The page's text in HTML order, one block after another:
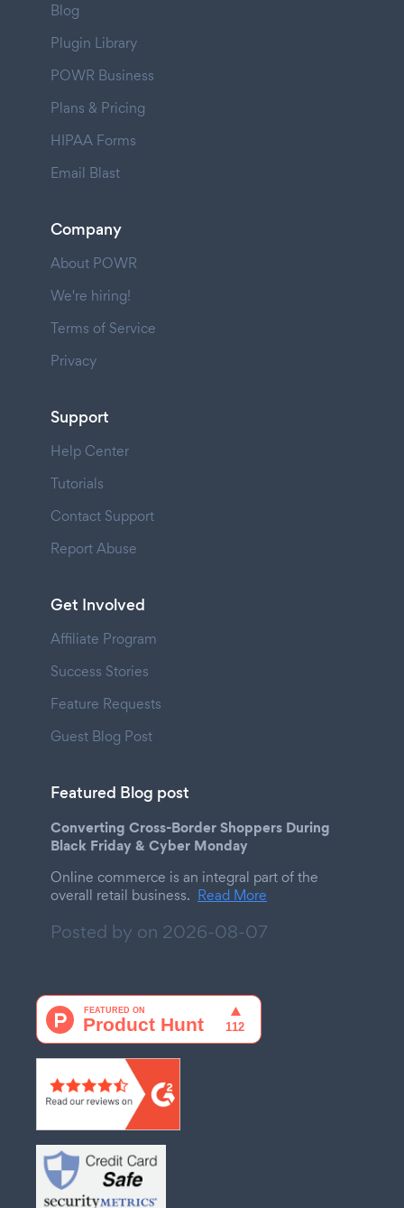
Blog
Plugin Library
POWR Business
Plans & Pricing
HIPAA Forms
Email Blast
Company
About POWR
We're hiring!
Terms of Service
Privacy
Support
Help Center
Tutorials
Contact Support
Report Abuse
Get Involved
Affiliate Program
Success Stories
Feature Requests
Guest Blog Post
Featured Blog post
Converting Cross-Border Shoppers During
Black Friday & Cyber Monday
Online commerce is an integral part of the
overall retail business. Read More
Posted by on 2026-08-07